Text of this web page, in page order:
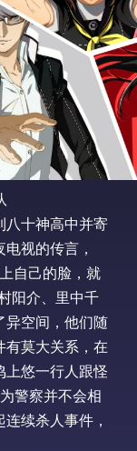
八十神高中并寄
视的传言，
自己的脸，就
阳介、里中千
异空间，他们随
有莫大关系，在
上悠一行人跟怪
警察并不会相
续杀人事件，